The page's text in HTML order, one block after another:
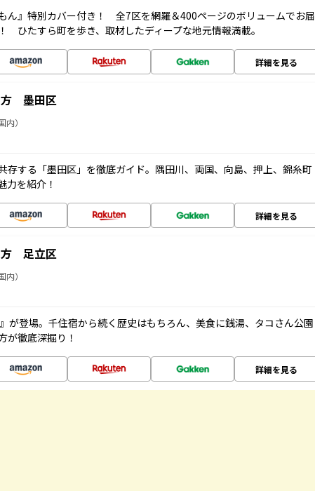
ん』特別カバー付き！ 全7区を網羅＆400ページのボリュームでお届
ひたすら町を歩き、取材したディープな地元情報満載。
詳細を見る
方 墨田区
）
存する「墨田区」を徹底ガイド。隅田川、両国、向島、押上、錦糸町
力を紹介！
詳細を見る
方 足立区
）
が登場。千住宿から続く歴史はもちろん、美食に銭湯、タコさん公園
徹底深掘り！
詳細を見る